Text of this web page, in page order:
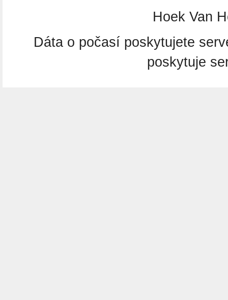
Hoek Van
Dáta o počasí poskytujete
poskytuje